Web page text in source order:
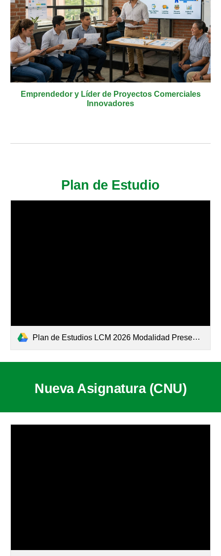
Emprendedor y Líder de Proyectos Comerciales
Innovadores
Plan de Estudio
Plan de Estudios LCM 2026 Modalidad Presencial.pdf
Nueva Asignatura (CNU)